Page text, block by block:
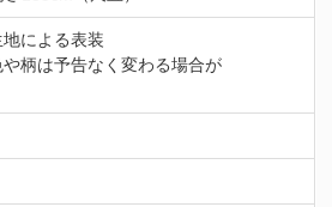
による表装
柄は予告なく変わる場合が